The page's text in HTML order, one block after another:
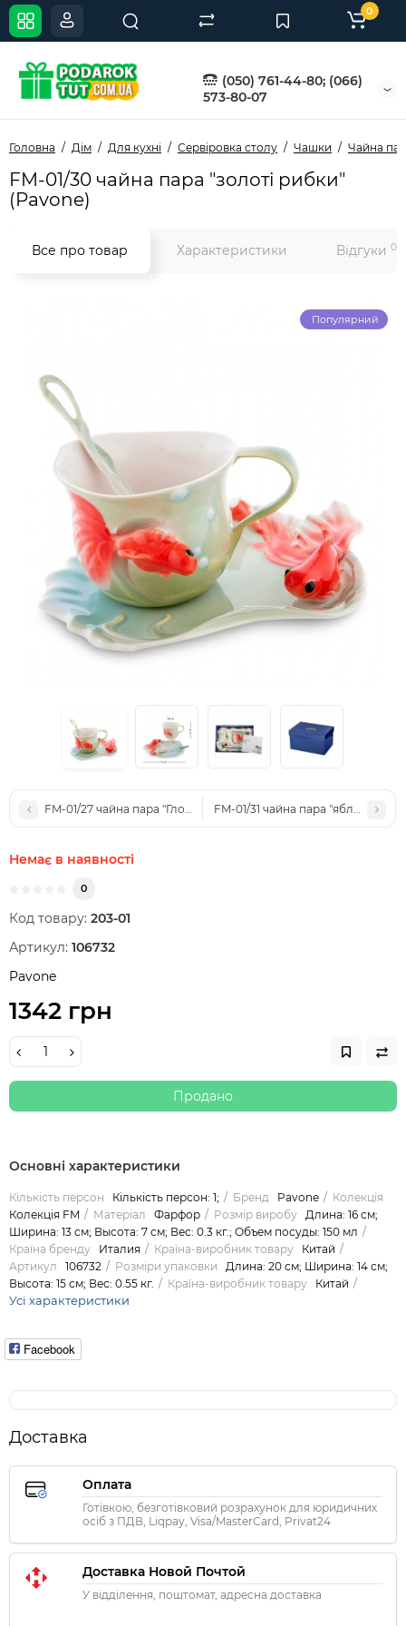
(050) 761-44-80; (066)
573-80-07
0
Головна Дім Для кухні Сервіровка столу Чашки Чайна
FM-01/30 чайна пара "золоті рибки"
(Pavone)
Все про товар Характеристики Відгуки 0
Популярний
FM-01/27 чайна пара "Глоріоза" (Pavone)FM-01/31 чайна пара "яблуко"
Немає в наявності
0
Код товару: 203-01
Артикул: 106732
Pavone
1342 грн
Продано
Основні характеристики
Кількість персон Кількість персон: 1; Бренд Pavone
Колекція
Колекція FM
Матеріал Фарфор Розмір виробу Длина: 16 см;
Ширина: 13 см; Высота: 7 см; Вес: 0.3 кг.; Объем посуды: 150 мл
Країна бренду
Италия Країна-виробник товару
Китай
Артикул
106732 Розміри упаковки
Длина: 20 см; Ширина: 14 см;
Высота: 15 см; Вес: 0.55 кг.
Країна-виробник товару Китай
Усі характеристики
Facebook
Доставка
Оплата
Готівкою, безготівковий розрахунок для юридичних
осіб з ПДВ, Liqpay, Visa/MasterCard, Privat24
Доставка Новой Почтой
У відділення, поштомат, адресна доставка